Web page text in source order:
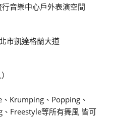
音樂中心戶外表演空間
市凱達格蘭大道
Krumping、Popping、
Freestyle等所有舞風 皆可